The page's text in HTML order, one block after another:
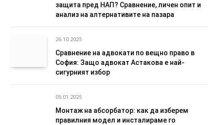
защита пред НАП? Сравнение, личен опит и
анализ на алтернативите на пазара
26.10.2025
Сравнение на адвокати по вещно право в
София: Защо адвокат Астакова е най-
сигурният избор
05.01.2025
Монтаж на абсорбатор: как да изберем
правилния модел и инсталираме го